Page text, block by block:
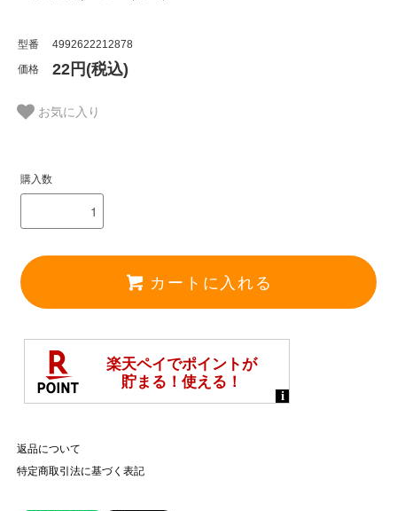
型番
4992622212878
価格
22円(税込)
お気に入り
購入数
カートに入れる
返品について
特定商取引法に基づく表記